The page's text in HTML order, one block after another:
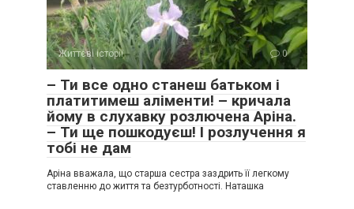
Життєві історії 0
– Ти все одно станеш батьком і
платитимеш аліменти! – кричала
йому в слухавку розлючена Аріна.
– Ти ще пошкодуєш! І розлучення я
тобі не дам
Аріна вважала, що старша сестра заздрить її легкому
ставленню до життя та безтурботності. Наташка